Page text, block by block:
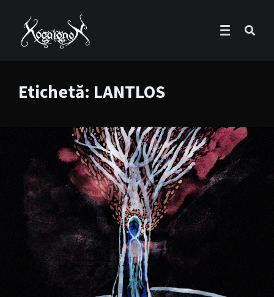
Etichetă: LANTLOS